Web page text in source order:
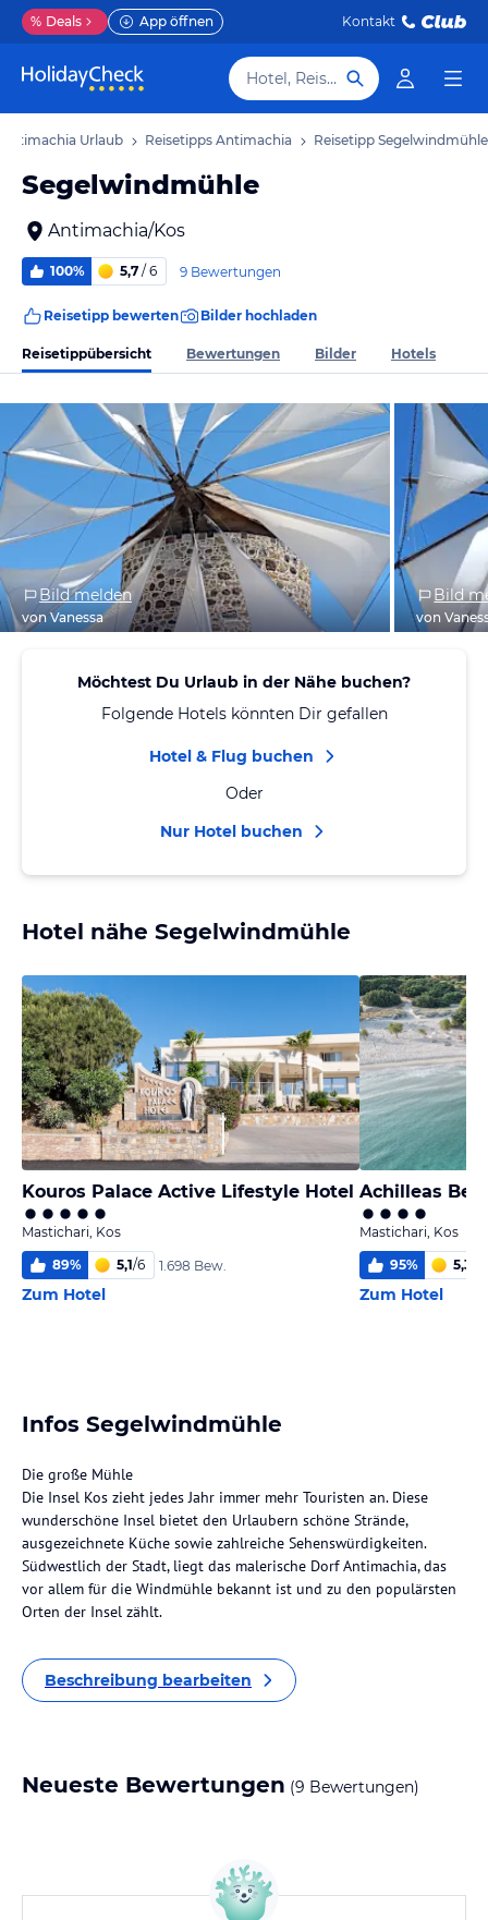
% Deals App öffnen Kontakt
Hotel, Reiseziel
Antimachia Urlaub Reisetipps Antimachia Reisetipp Segelwindmühle
Segelwindmühle
Antimachia/Kos
100% 5,7 / 6 9 Bewertungen
Reisetipp bewerten Bilder hochladen
Reisetippübersicht Bewertungen Bilder Hotels
Bild melden
von Vanessa
Bild
von
Möchtest Du Urlaub in der Nähe buchen?
Folgende Hotels könnten Dir gefallen
Hotel & Flug buchen
Oder
Nur Hotel buchen
Hotel nähe Segelwindmühle
Kouros Palace Active Lifestyle Hotel
Mastichari, Kos
89% 5,1/6 1.698 Bew.
Zum Hotel
Achilleas
Mastichari, Kos
95% 5,3
Zum Hotel
Infos Segelwindmühle
Die große Mühle
Die Insel Kos zieht jedes Jahr immer mehr Touristen an. Diese
wunderschöne Insel bietet den Urlaubern schöne Strände,
ausgezeichnete Küche sowie zahlreiche Sehenswürdigkeiten.
Südwestlich der Stadt, liegt das malerische Dorf Antimachia, das
vor allem für die Windmühle bekannt ist und zu den populärsten
Orten der Insel zählt.
Beschreibung bearbeiten
Neueste Bewertungen (9 Bewertungen)